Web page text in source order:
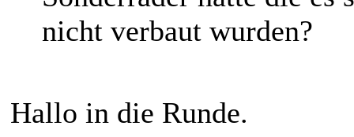
nicht verbaut wurden?
Hallo in die Runde.